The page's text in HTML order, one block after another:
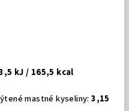
kJ / 165,5 kcal
mastné kyseliny:3,15